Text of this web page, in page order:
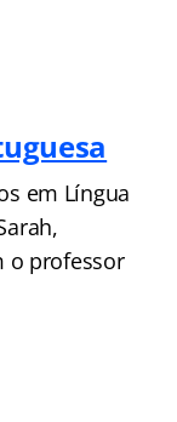
em Língua
o professor